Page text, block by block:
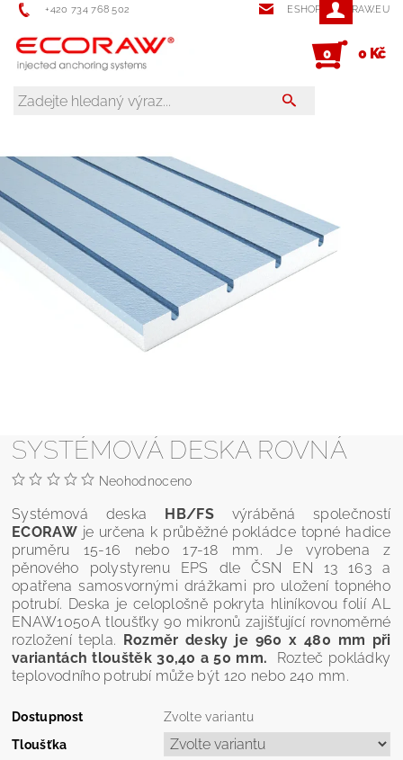
+420 734 768 502 ESHOP@ECORAW.EU
0 0 Kč
SYSTÉMOVÁ DESKA ROVNÁ
Neohodnoceno
Systémová deska HB/FSvýráběná společností
ECORAW je určena k průběžné pokládce topné hadice
pruměru 15-16 nebo 17-18 mm. Je vyrobena z
pěnového polystyrenu EPS dle ČSN EN 13 163 a
opatřena samosvornými drážkami pro uložení topného
potrubí. Deska je celoplošně pokryta hliníkovou folií AL
ENAW1050A tloušťky 90 mikronů zajišťující rovnoměrné
rozložení tepla. Rozměr desky je 960 x 480 mm při
variantách tlouštěk 30,40 a 50 mm.
Rozteč pokládky
teplovodního potrubí může být 120 nebo 240 mm.
Dostupnost
Zvolte variantu
Tloušťka